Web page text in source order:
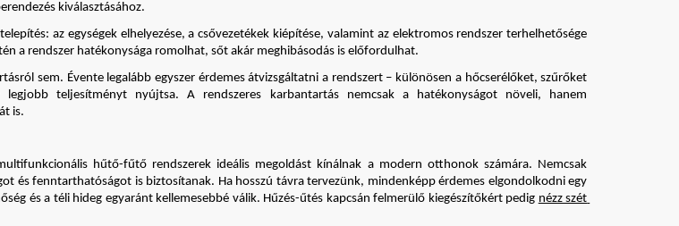
kiválasztásához.
az egységek elhelyezése, a csővezetékek kiépítése, valamint az elektromos rendszer terhelhetősége
a rendszer hatékonysága romolhat, sőt akár meghibásodás is előfordulhat.
sem. Évente legalább egyszer érdemes átvizsgáltatni a rendszert – különösen a hőcserélőket, szűrőket
teljesítményt nyújtsa. A rendszeres karbantartás nemcsak a hatékonyságot növeli, hanem
is.
hűtő-fűtő rendszerek ideális megoldást kínálnak a modern otthonok számára. Nemcsak
és fenntarthatóságot is biztosítanak. Ha hosszú távra tervezünk, mindenképp érdemes elgondolkodni egy
és a téli hideg egyaránt kellemesebbé válik. Hűzés-űtés kapcsán felmerülő kiegészítőkért pedig nézz szét